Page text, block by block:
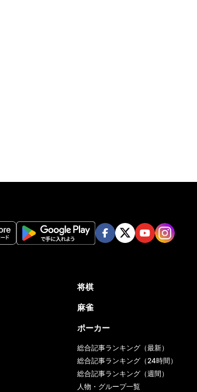
将棋
麻雀
ポーカー
総合記事ランキング（最新）
総合記事ランキング（24時間）
総合記事ランキング（週間）
人物・グループ一覧